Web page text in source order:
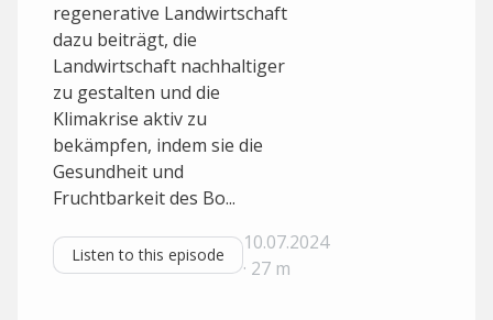
regenerative Landwirtschaft
dazu beiträgt, die
Landwirtschaft nachhaltiger
zu gestalten und die
Klimakrise aktiv zu
bekämpfen, indem sie die
Gesundheit und
Fruchtbarkeit des Bo...
Listen to this episode
10.07.2024
· 27 m